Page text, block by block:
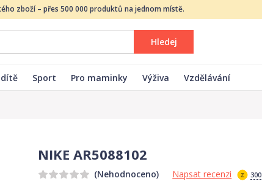
zboží – přes 500 000 produktů na jednom místě.
Hledej
dítě Sport Pro maminky Výživa Vzdělávání
NIKE AR5088102
(Nehodnoceno) Napsat recenzi 300